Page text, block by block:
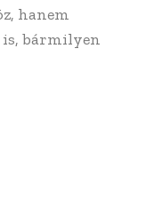
hanem
bármilyen